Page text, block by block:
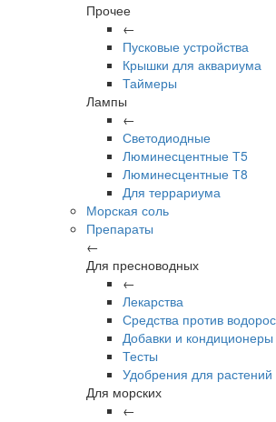
Прочее
←
Пусковые устройства
Крышки для аквариума
Таймеры
Лампы
←
Светодиодные
Люминесцентные Т5
Люминесцентные Т8
Для террариума
Морская соль
Препараты
←
Для пресноводных
←
Лекарства
Средства против
Добавки и кондиционеры
Тесты
Удобрения для растений
Для морских
←